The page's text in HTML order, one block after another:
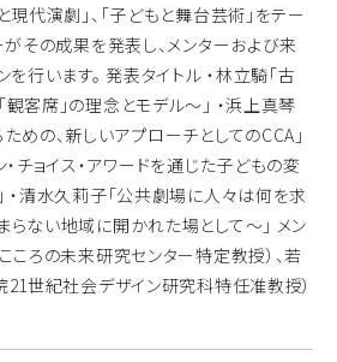
現代演劇」、「子どもと舞台芸術」をテー
その成果を発表し、メンターおよび来
を行います。 発表タイトル ・林立騎「古
客席」の理念とモデル〜」 ・浜上真琴
めの、新しいアプローチとしてのCCA」
・チョイス・アワードを通じた子どもの変
・清水久莉子「公共劇場に人々は何を求
ない地域に開かれた場として〜」 メン
ころの未来研究センター特定教授）、若
世紀社会デザイン研究科特任准教授）